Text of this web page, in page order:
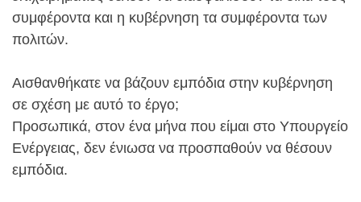
συμφέροντα και η κυβέρνηση τα συμφέροντα των
πολιτών.
Αισθανθήκατε να βάζουν εμπόδια στην κυβέρνηση
σε σχέση με αυτό το έργο;
Προσωπικά, στον ένα μήνα που είμαι στο Υπουργείο
Ενέργειας, δεν ένιωσα να προσπαθούν να θέσουν
εμπόδια.